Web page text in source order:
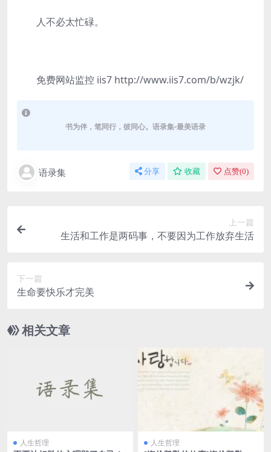
人不必太忙碌。
免费网站监控 iis7 http://www.iis7.com/b/wzjk/
书为伴，笔同行，彼同心。语录集-最美语录
语录集 分享 收藏 点赞(0)
上一篇
生活和工作是两码事，不要因为工作放弃生活
下一篇
生命要快乐才完美
相关文章
人生哲理 人生哲理